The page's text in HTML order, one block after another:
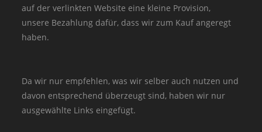
auf der verlinkten Website eine kleine Provision,
unsere Bezahlung dafür, dass wir zum Kauf angeregt
haben.
Da wir nur empfehlen, was wir selber auch nutzen und
davon entsprechend überzeugt sind, haben wir nur
ausgewählte Links eingefügt.